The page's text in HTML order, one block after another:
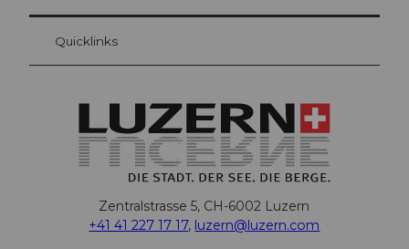
Quicklinks
Zentralstrasse 5, CH-6002 Luzern
+41 41 227 17 17, luzern@luzern.com